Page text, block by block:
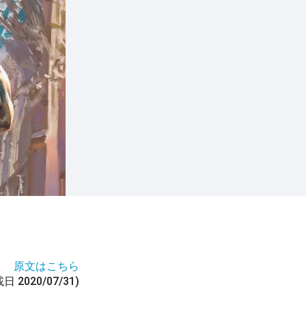
原文はこちら
日 2020/07/31)